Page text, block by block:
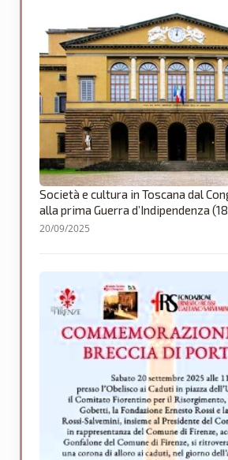
Società e cultura in Toscana dal
alla prima Guerra d’Indipendenza
20/09/2025